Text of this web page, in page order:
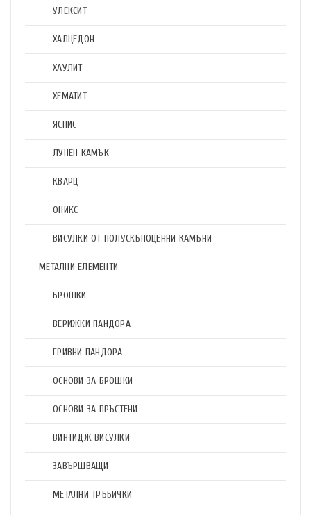
УЛЕКСИТ
ХАЛЦЕДОН
ХАУЛИТ
ХЕМАТИТ
ЯСПИС
ЛУНЕН КАМЪК
КВАРЦ
ОНИКС
ВИСУЛКИ ОТ ПОЛУСКЪПОЦЕННИ КАМЪНИ
МЕТАЛНИ ЕЛЕМЕНТИ
БРОШКИ
ВЕРИЖКИ ПАНДОРА
ГРИВНИ ПАНДОРА
ОСНОВИ ЗА БРОШКИ
ОСНОВИ ЗА ПРЪСТЕНИ
ВИНТИДЖ ВИСУЛКИ
ЗАВЪРШВАЩИ
МЕТАЛНИ ТРЪБИЧКИ